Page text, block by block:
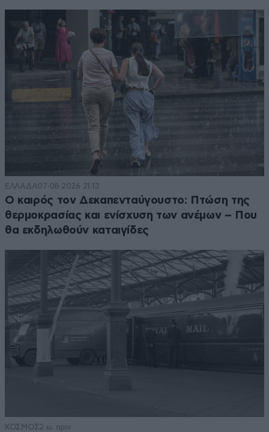
ΕΛΛΑΔΑ07·08·2026 21:13
Ο καιρός τον Δεκαπενταύγουστο: Πτώση της
θερμοκρασίας και ενίσχυση των ανέμων – Που
θα εκδηλωθούν καταιγίδες
ΚΟΣΜΟΣ2 ω. πριν